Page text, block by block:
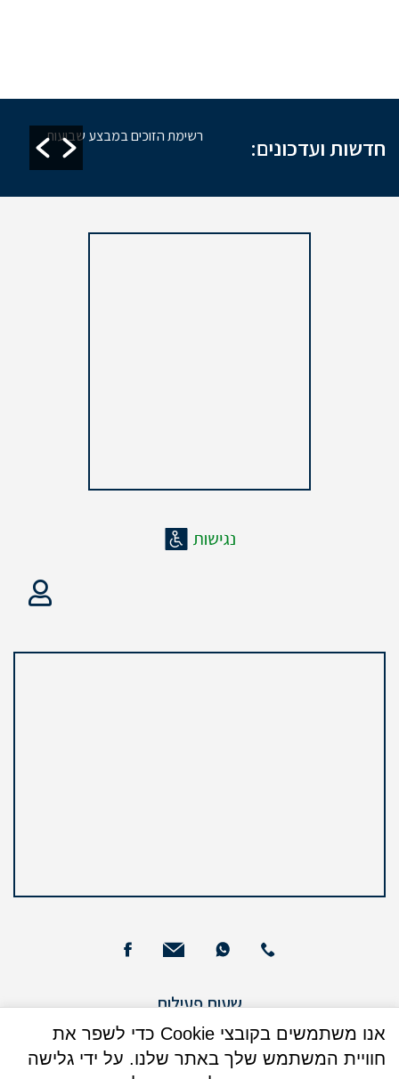
חדשות ועדכונים: רשימת הזוכים במבצע שבועות
שעות פעילות
ימים א – ה : 09:00 - 13:00
ימים א + ג: 16:00 - 17:30 (בנוסף)
אנו משתמשים בקובצי Cookie כדי לשפר את
חוויית המשתמש שלך באתר שלנו. על ידי גלישה